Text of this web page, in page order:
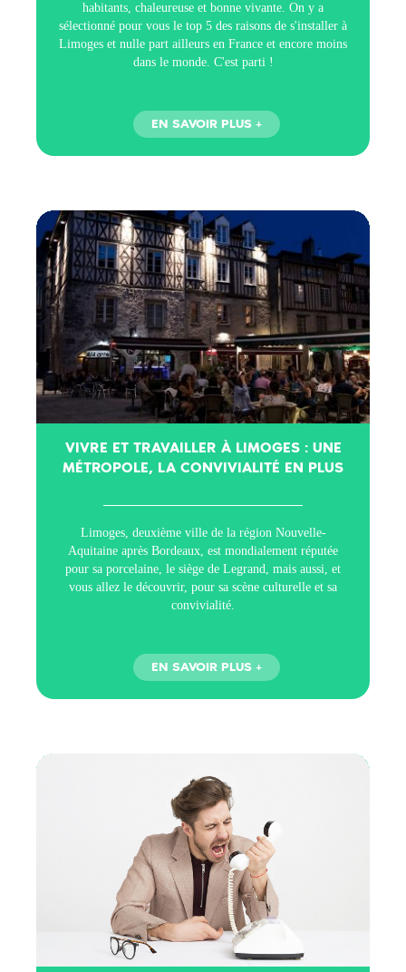
habitants, chaleureuse et bonne vivante. On y a
sélectionné pour vous le top 5 des raisons de s'installer à
Limoges et nulle part ailleurs en France et encore moins
dans le monde. C'est parti !
VIVRE ET TRAVAILLER À LIMOGES : UNE
MÉTROPOLE, LA CONVIVIALITÉ EN PLUS
Limoges, deuxième ville de la région Nouvelle-
Aquitaine après Bordeaux, est mondialement réputée
pour sa porcelaine, le siège de Legrand, mais aussi, et
vous allez le découvrir, pour sa scène culturelle et sa
convivialité.